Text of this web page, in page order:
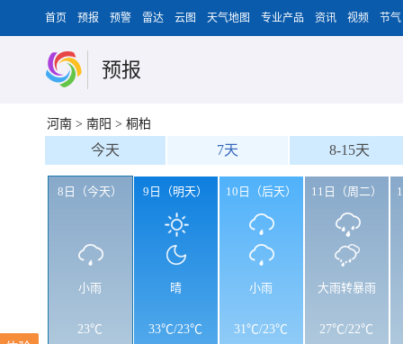
首页 预报 预警 雷达 云图 天气地图 专业产品 资讯 视频 节气
预报
河南 > 南阳 > 桐柏
今天 7天 8-15天
8日（今天）
小雨
23℃
9日（明天）
晴
33℃/23℃
10日（后天）
小雨
31℃/23℃
11日（周二）
大雨转暴雨
27℃/22℃